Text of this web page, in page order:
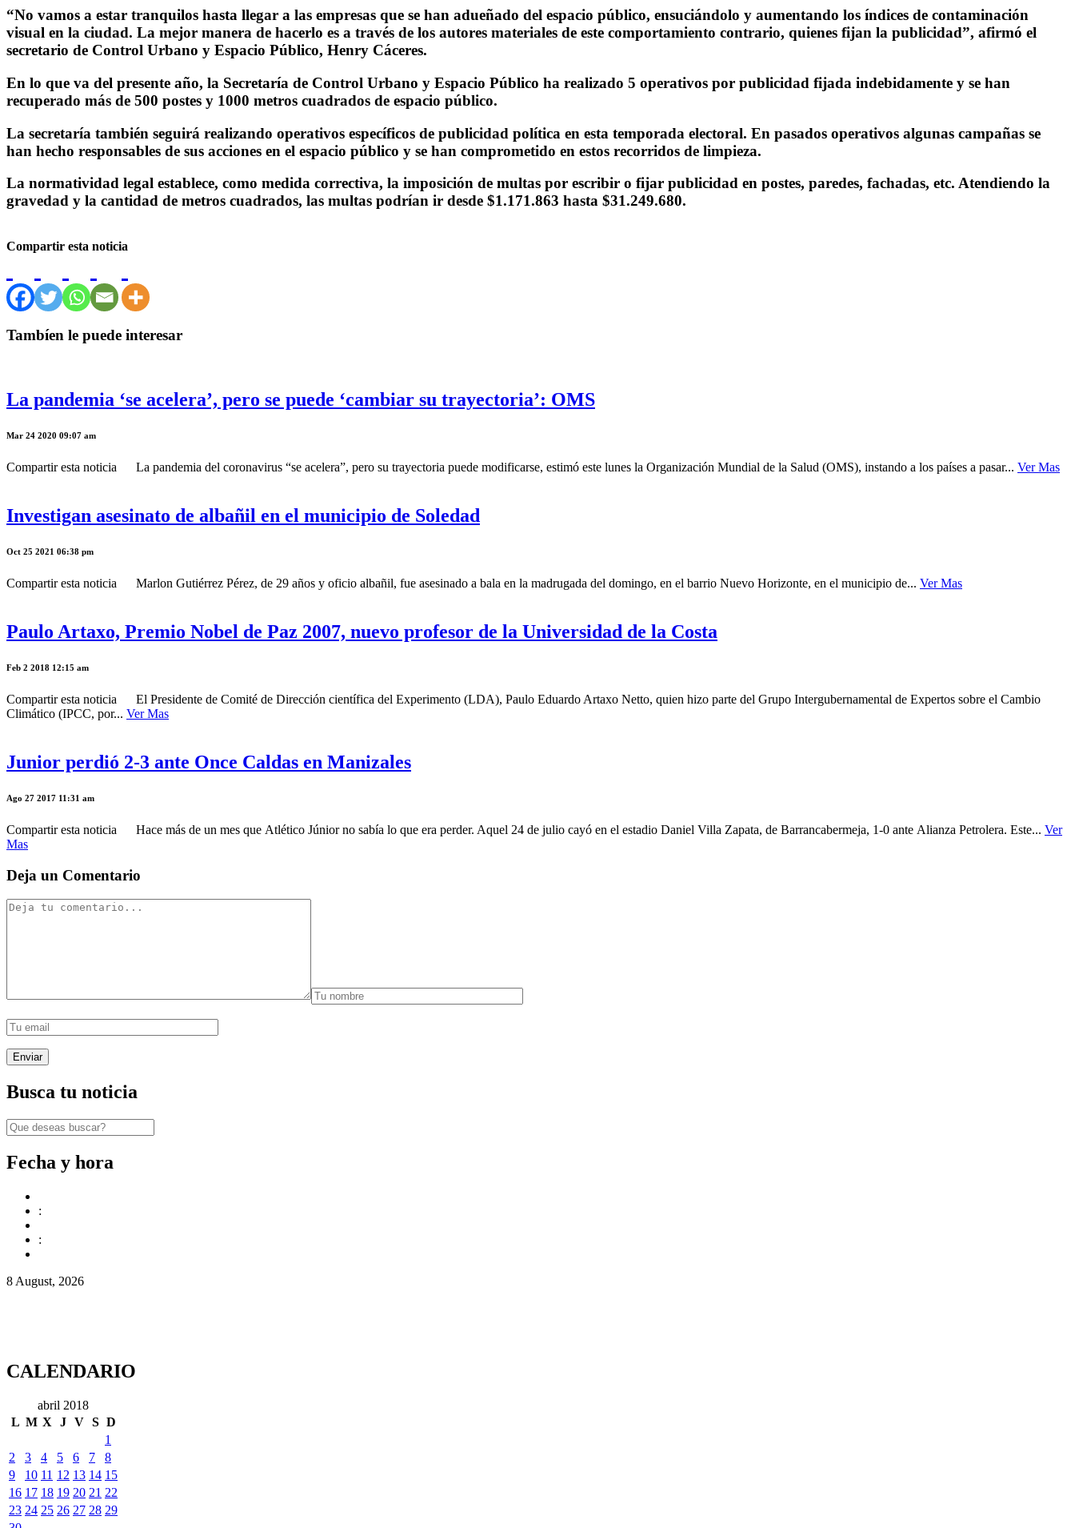
“No vamos a estar tranquilos hasta llegar a las empresas que se han adueñado del espacio público, ensuciándolo y aumentando los índices de contaminación
visual en la ciudad. La mejor manera de hacerlo es a través de los autores materiales de este comportamiento contrario, quienes fijan la publicidad”, afirmó el
secretario de Control Urbano y Espacio Público, Henry Cáceres.
En lo que va del presente año, la Secretaría de Control Urbano y Espacio Público ha realizado 5 operativos por publicidad fijada indebidamente y se han
recuperado más de 500 postes y 1000 metros cuadrados de espacio público.
La secretaría también seguirá realizando operativos específicos de publicidad política en esta temporada electoral. En pasados operativos algunas campañas se
han hecho responsables de sus acciones en el espacio público y se han comprometido en estos recorridos de limpieza.
La normatividad legal establece, como medida correctiva, la imposición de multas por escribir o fijar publicidad en postes, paredes, fachadas, etc. Atendiendo la
gravedad y la cantidad de metros cuadrados, las multas podrían ir desde $1.171.863 hasta $31.249.680.
Compartir esta noticia
Tambíen le puede interesar
La pandemia ‘se acelera’, pero se puede ‘cambiar su trayectoria’: OMS
Mar 24 2020 09:07 am
Compartir esta noticia La pandemia del coronavirus “se acelera”, pero su trayectoria puede modificarse, estimó este lunes la Organización Mundial de la Salud (OMS), instando a los países a pasar... Ver Mas
Investigan asesinato de albañil en el municipio de Soledad
Oct 25 2021 06:38 pm
Compartir esta noticia Marlon Gutiérrez Pérez, de 29 años y oficio albañil, fue asesinado a bala en la madrugada del domingo, en el barrio Nuevo Horizonte, en el municipio de... Ver Mas
Paulo Artaxo, Premio Nobel de Paz 2007, nuevo profesor de la Universidad de la Costa
Feb 2 2018 12:15 am
Compartir esta noticia El Presidente de Comité de Dirección científica del Experimento (LDA), Paulo Eduardo Artaxo Netto, quien hizo parte del Grupo Intergubernamental de Expertos sobre el Cambio
Climático (IPCC, por... Ver Mas
Junior perdió 2-3 ante Once Caldas en Manizales
Ago 27 2017 11:31 am
Compartir esta noticia Hace más de un mes que Atlético Júnior no sabía lo que era perder. Aquel 24 de julio cayó en el estadio Daniel Villa Zapata, de Barrancabermeja, 1-0 ante Alianza Petrolera. Este... Ver
Mas
Deja un Comentario
Busca tu noticia
Fecha y hora
:
:
8 August, 2026
CALENDARIO
abril 2018
L M X J V S D
1
2
3 4 5 6 7
8
9
10 11 12 13 14 15
16 17 18 19 20 21 22
23 24 25 26 27 28 29